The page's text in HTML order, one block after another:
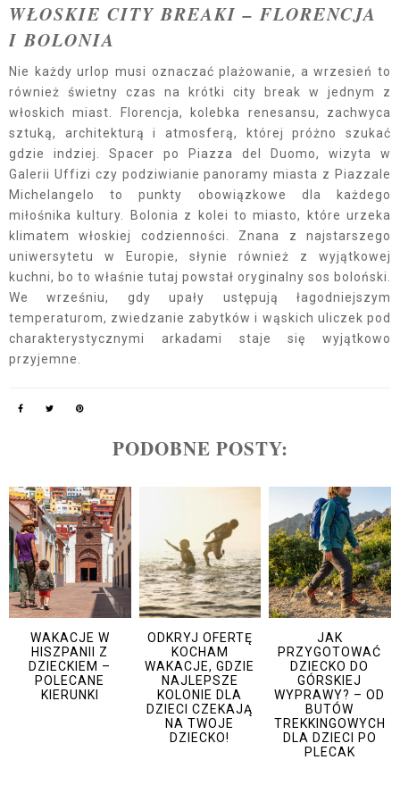
WŁOSKIE CITY BREAKI – FLORENCJA
I BOLONIA
Nie każdy urlop musi oznaczać plażowanie, a wrzesień to
również świetny czas na krótki city break w jednym z
włoskich miast. Florencja, kolebka renesansu, zachwyca
sztuką, architekturą i atmosferą, której próżno szukać
gdzie indziej. Spacer po Piazza del Duomo, wizyta w
Galerii Uffizi czy podziwianie panoramy miasta z Piazzale
Michelangelo to punkty obowiązkowe dla każdego
miłośnika kultury. Bolonia z kolei to miasto, które urzeka
klimatem włoskiej codzienności. Znana z najstarszego
uniwersytetu w Europie, słynie również z wyjątkowej
kuchni, bo to właśnie tutaj powstał oryginalny sos boloński.
We wrześniu, gdy upały ustępują łagodniejszym
temperaturom, zwiedzanie zabytków i wąskich uliczek pod
charakterystycznymi arkadami staje się wyjątkowo
przyjemne.
PODOBNE POSTY:
WAKACJE W
HISZPANII Z
DZIECKIEM –
POLECANE
KIERUNKI
ODKRYJ OFERTĘ
KOCHAM
WAKACJE, GDZIE
NAJLEPSZE
KOLONIE DLA
DZIECI CZEKAJĄ
NA TWOJE
DZIECKO!
JAK
PRZYGOTOWAĆ
DZIECKO DO
GÓRSKIEJ
WYPRAWY? – OD
BUTÓW
TREKKINGOWYCH
DLA DZIECI PO
PLECAK